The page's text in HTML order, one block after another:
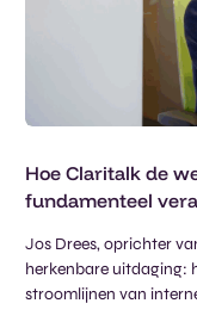
Hoe Claritalk de
fundamenteel
Jos Drees, oprichter
herkenbare uitdaging:
stroomlijnen van